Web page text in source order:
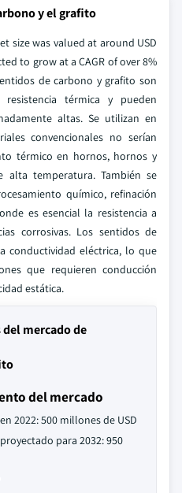
y el grafito
size was valued at around USD
to grow at a CAGR of over 8%
de carbono y grafito son
térmica y pueden
altas. Se utilizan en
convencionales no serían
térmico en hornos, hornos y
alta temperatura. También se
químico, refinación
es esencial la resistencia a
corrosivas. Los sentidos de
conductividad eléctrica, lo que
que requieren conducción
estática.
mercado de
del mercado
2022: 500 millones de USD
para 2032: 950